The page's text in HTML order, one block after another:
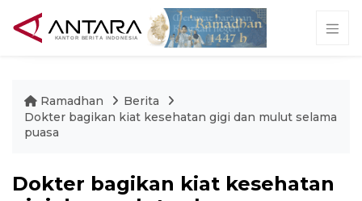
Ramadhan
Berita
Dokter bagikan kiat kesehatan gigi dan mulut selama
puasa
Dokter bagikan kiat kesehatan